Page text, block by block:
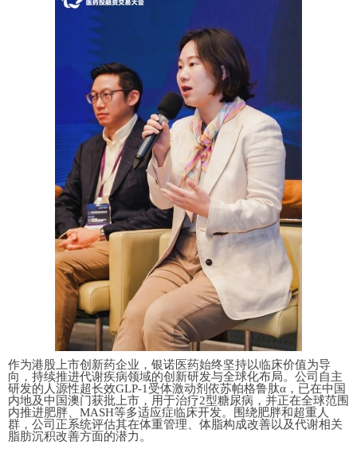
作为港股上市创新药企业，银诺医药始终坚持以临床价值为导
向，持续推进代谢疾病领域的创新研发与全球化布局。公司自主
研发的人源性超长效GLP-1受体激动剂依苏帕格鲁肽α，已在中国
内地及中国澳门获批上市，用于治疗2型糖尿病，并正在全球范围
内推进肥胖、MASH等多适应症临床开发。围绕肥胖和超重人
群，公司正系统评估其在体重管理、体脂构成改善以及代谢相关
脂肪沉积改善方面的潜力。